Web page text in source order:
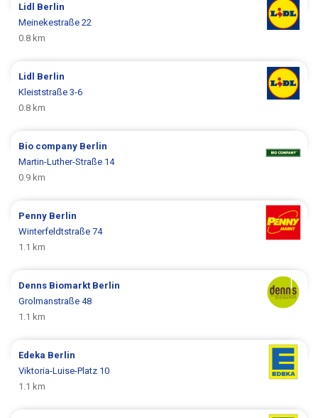
Lidl Berlin
Meinekestraße 22
0.8 km
Lidl Berlin
Kleiststraße 3-6
0.8 km
Bio company Berlin
Martin-Luther-Straße 14
0.9 km
Penny Berlin
Winterfeldtstraße 74
1.1 km
Denns Biomarkt Berlin
Grolmanstraße 48
1.1 km
Edeka Berlin
Viktoria-Luise-Platz 10
1.1 km